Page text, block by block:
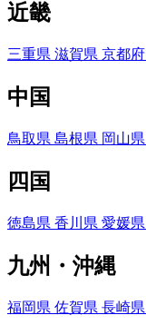
近畿
三重県 滋賀県 京都府
中国
鳥取県 島根県 岡山県
四国
徳島県 香川県 愛媛県
九州・沖縄
福岡県 佐賀県 長崎県